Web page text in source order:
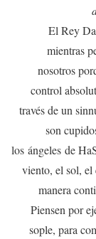
El Rey
mientras
nosotros
control
través de un
son
los ángeles de
viento, el sol, el
manera
Piensen por
sople, para